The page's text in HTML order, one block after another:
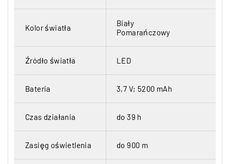
Kolor światła
Biały
Pomarańczowy
Źródło światła LED
Bateria 3,7 V; 5200 mAh
Czas działania do 39 h
Zasięg oświetlenia do 900 m